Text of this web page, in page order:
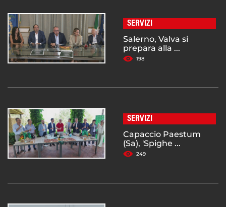
SERVIZI
Salerno, Valva si
prepara alla ...
198
SERVIZI
Capaccio Paestum
(Sa), 'Spighe ...
249